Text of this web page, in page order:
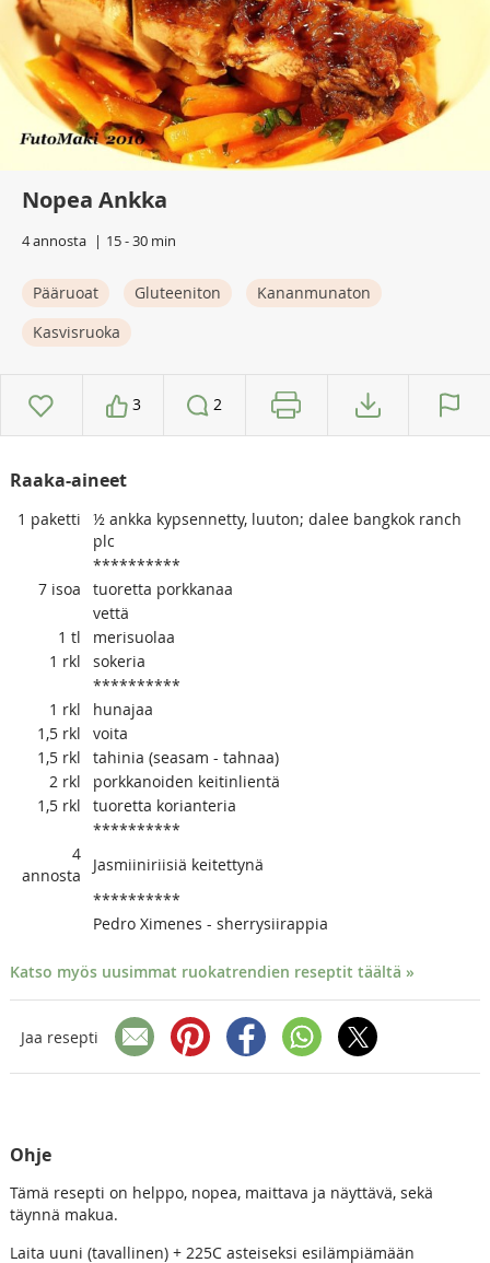
Nopea Ankka
4 annosta 15 - 30 min
Pääruoat Gluteeniton
Kananmunaton
Kasvisruoka
3 2
Raaka-aineet
1 paketti
½ ankka kypsennetty, luuton; dalee bangkok ranch
plc
**********
7 isoa
tuoretta porkkanaa
vettä
1 tl
merisuolaa
1 rkl
sokeria
**********
1 rkl
hunajaa
1,5 rkl
voita
1,5 rkl
tahinia (seasam - tahnaa)
2 rkl
porkkanoiden keitinlientä
1,5 rkl
tuoretta korianteria
**********
4
annosta
Jasmiiniriisiä keitettynä
**********
Pedro Ximenes - sherrysiirappia
Katso myös uusimmat ruokatrendien reseptit täältä »
Jaa resepti
Ohje
Tämä resepti on helppo, nopea, maittava ja näyttävä, sekä
täynnä makua.
Laita uuni (tavallinen) + 225C asteiseksi esilämpiämään